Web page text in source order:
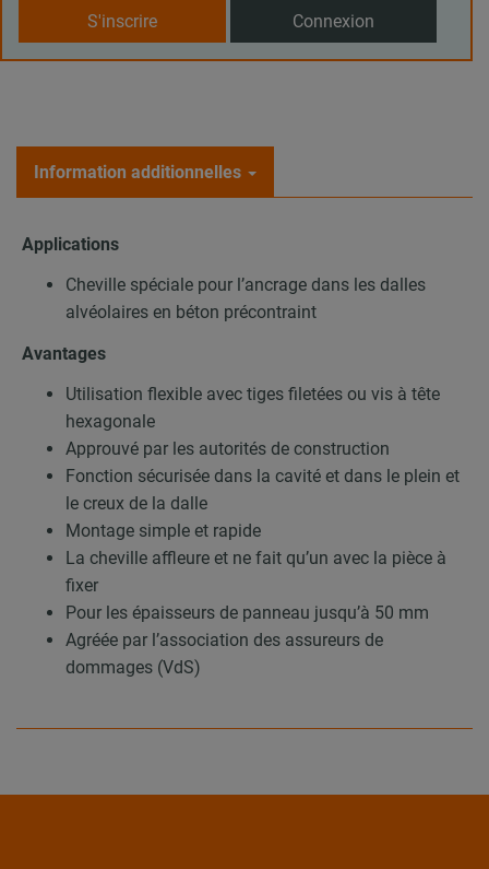
S'inscrire Connexion
Information additionnelles
Applications
Cheville spéciale pour l’ancrage dans les dalles
alvéolaires en béton précontraint
Avantages
Utilisation flexible avec tiges filetées ou vis à tête
hexagonale
Approuvé par les autorités de construction
Fonction sécurisée dans la cavité et dans le plein et
le creux de la dalle
Montage simple et rapide
La cheville affleure et ne fait qu’un avec la pièce à
fixer
Pour les épaisseurs de panneau jusqu’à 50 mm
Agréée par l’association des assureurs de
dommages (VdS)